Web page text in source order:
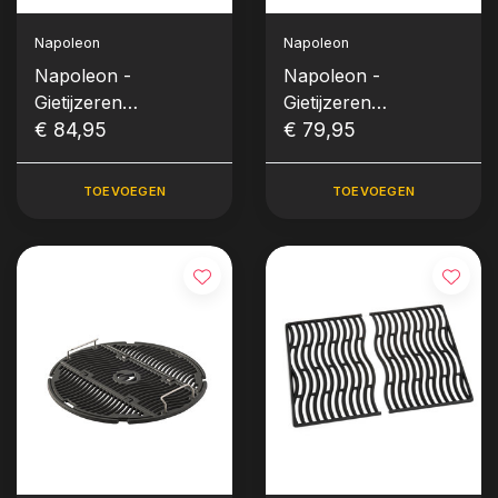
Napoleon
Napoleon -
Gietijzeren
grillrooster voor
47 cm
€ 84,95
TOEVOEGEN
Napoleon
Napoleon -
Gietijzeren
grillrooster voor Ø
houtskool kettles
€ 79,95
TOEVOEGEN